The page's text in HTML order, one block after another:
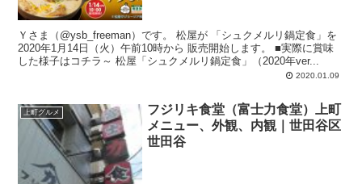
Ｙさま（@ysb_freeman）です。 松屋が 「シュクメルリ鍋定食」を
2020年1月14日（火）午前10時から 販売開始します。 ■実際に賞味
した様子はコチラ～ 松屋「シュクメルリ鍋定食」（2020年ver...
2020.01.09
上町グルメ
フジリキ食堂（富士力食堂）上町
メニュー、外観、内観｜世田谷区
世田谷